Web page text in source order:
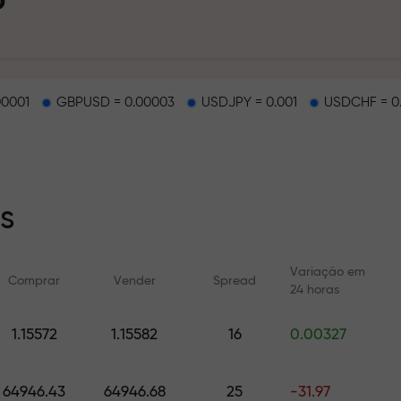
estrada
exclusiva
GBPUSD = 0.00003 USDJPY = 0.001 USDCHF =
Comprar Vender Spread
Variação em
24 horas
1.15572 1.15582 16 0.00327
64946.43 64946.68 25 -31.97
Cursos online
cursos e webinars para todos
Análises com
cripto e futuros